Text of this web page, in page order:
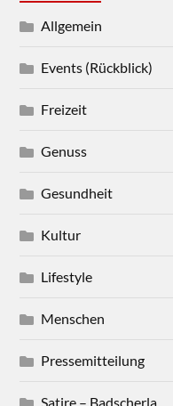
Allgemein
Events (Rückblick)
Freizeit
Genuss
Gesundheit
Kultur
Lifestyle
Menschen
Pressemitteilung
Satire – Badscherla